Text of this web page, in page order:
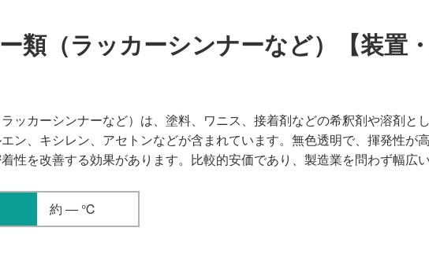
類（ラッカーシンナーなど）【装置・
ッカーシンナーなど）は、塗料、ワニス、接着剤などの希釈剤や溶剤と
ン、キシレン、アセトンなどが含まれています。無色透明で、揮発性が
性を改善する効果があります。比較的安価であり、製造業を問わず幅広
約 ― ℃